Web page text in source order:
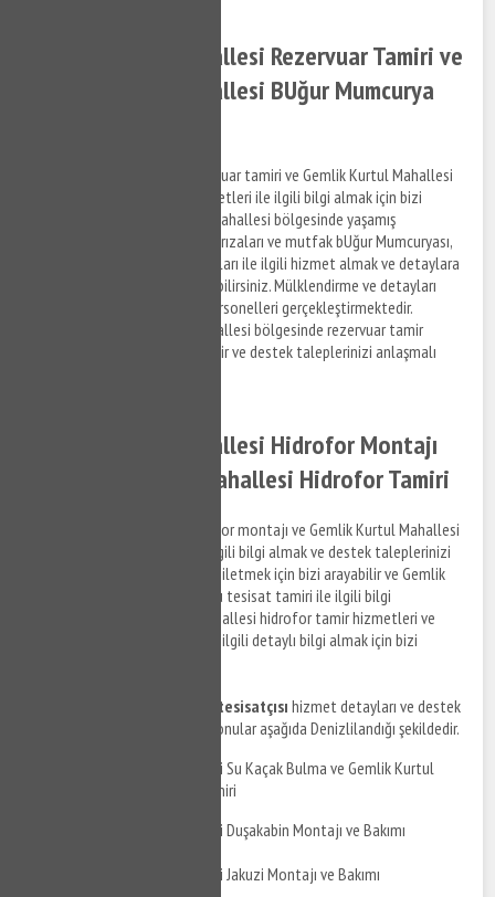
Gemlik Kurtul Mahallesi Rezervuar Tamiri ve
Gemlik Kurtul Mahallesi BUğur Mumcurya
Gemlik Kurtul Mahallesi rezervuar tamiri ve Gemlik Kurtul Mahallesi
bUğur Mumcurya montaj hizmetleri ile ilgili bilgi almak için bizi
arayabilirsiniz. Gemlik Kurtul Mahallesi bölgesinde yaşamış
olduğunuz gömme rezervuar arızaları ve mutfak bUğur Mumcuryası,
banyo bUğur Mumcuryası arızaları ile ilgili hizmet almak ve detaylara
erişim sağlamak için bizi arayabilirsiniz. Mülklendirme ve detayları
anlaşmalı olduğumuz firma personelleri gerçekleştirmektedir.
Dolayısıyla Gemlik Kurtul Mahallesi bölgesinde rezervuar tamir
desteği almak için bizi arayabilir ve destek taleplerinizi anlaşmalı
Gemlik Kurtul Mahallesi Hidrofor Montajı
ve Gemlik Kurtul Mahallesi Hidrofor Tamiri
Gemlik Kurtul Mahallesi hidrofor montajı ve Gemlik Kurtul Mahallesi
hidrofor tamir hizmetleri ile ilgili bilgi almak ve destek taleplerinizi
anlaşmalı firma personellerine iletmek için bizi arayabilir ve Gemlik
Kurtul Mahallesi bölgesinde su tesisat tamiri ile ilgili bilgi
alabilirsiniz. Gemlik Kurtul Mahallesi hidrofor tamir hizmetleri ve
hidrofor montaj hizmetleri ile ilgili detaylı bilgi almak için bizi
Gemlik Kurtul Mahallesi su tesisatçısı hizmet detayları ve destek
taleplerinizi iletebileceğiniz konular aşağıda Denizlilandığı şekildedir.
Gemlik Kurtul Mahallesi Su Kaçak Bulma ve Gemlik Kurtul
Mahallesi Su Kaçak Tamiri
Gemlik Kurtul Mahallesi Duşakabin Montajı ve Bakımı
Gemlik Kurtul Mahallesi Jakuzi Montajı ve Bakımı